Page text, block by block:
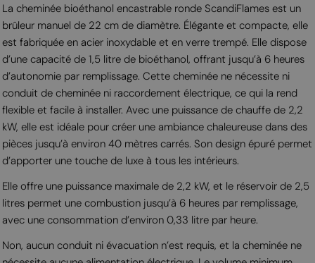
La cheminée bioéthanol encastrable ronde ScandiFlames est un
brûleur manuel de 22 cm de diamètre. Élégante et compacte, elle
est fabriquée en acier inoxydable et en verre trempé. Elle dispose
d’une capacité de 1,5 litre de bioéthanol, offrant jusqu’à 6 heures
d’autonomie par remplissage. Cette cheminée ne nécessite ni
conduit de cheminée ni raccordement électrique, ce qui la rend
flexible et facile à installer. Avec une puissance de chauffe de 2,2
kW, elle est idéale pour créer une ambiance chaleureuse dans des
pièces jusqu’à environ 40 mètres carrés. Son design épuré permet
d’apporter une touche de luxe à tous les intérieurs.
Elle offre une puissance maximale de 2,2 kW, et le réservoir de 2,5
litres permet une combustion jusqu’à 6 heures par remplissage,
avec une consommation d’environ 0,33 litre par heure.
Non, aucun conduit ni évacuation n’est requis, et la cheminée ne